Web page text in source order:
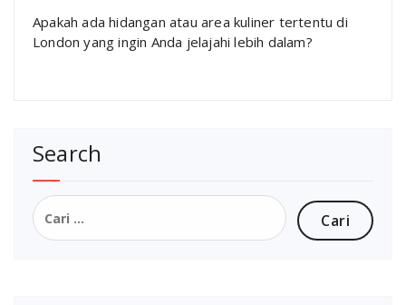
Apakah ada hidangan atau area kuliner tertentu di
London yang ingin Anda jelajahi lebih dalam?
Search
Cari
untuk: